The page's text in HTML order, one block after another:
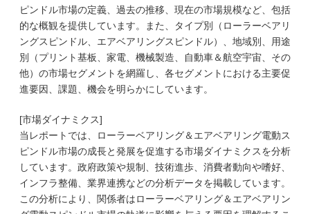
ピンドル市場の定義、過去の推移、現在の市場規模など、包括
的な概観を提供しています。また、タイプ別（ローラーベアリ
ングスピンドル、エアベアリングスピンドル）、地域別、用途
別（プリント基板、家電、機械製造、自動車＆航空宇宙、その
他）の市場セグメントを網羅し、各セグメントにおける主要促
進要因、課題、機会を明らかにしています。
[市場ダイナミクス]
当レポートでは、ローラーベアリング＆エアベアリング電動ス
ピンドル市場の成長と発展を促進する市場ダイナミクスを分析
しています。政府政策や規制、技術進歩、消費者動向や嗜好、
インフラ整備、業界連携などの分析データを掲載しています。
この分析により、関係者はローラーベアリング＆エアベアリン